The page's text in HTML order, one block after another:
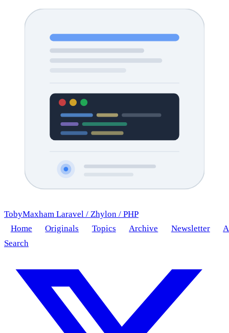
TobyMaxham Laravel / Zhylon / PHP
Home
Originals Topics Archive Newsletter
Search